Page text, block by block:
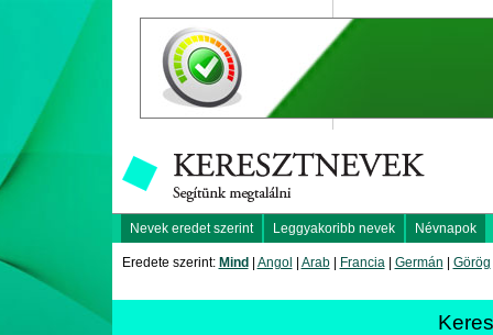
Nevek eredet szerint Leggyakoribb nevek Névnapok
Eredete szerint: Mind Angol Arab| Francia| Germán Görög